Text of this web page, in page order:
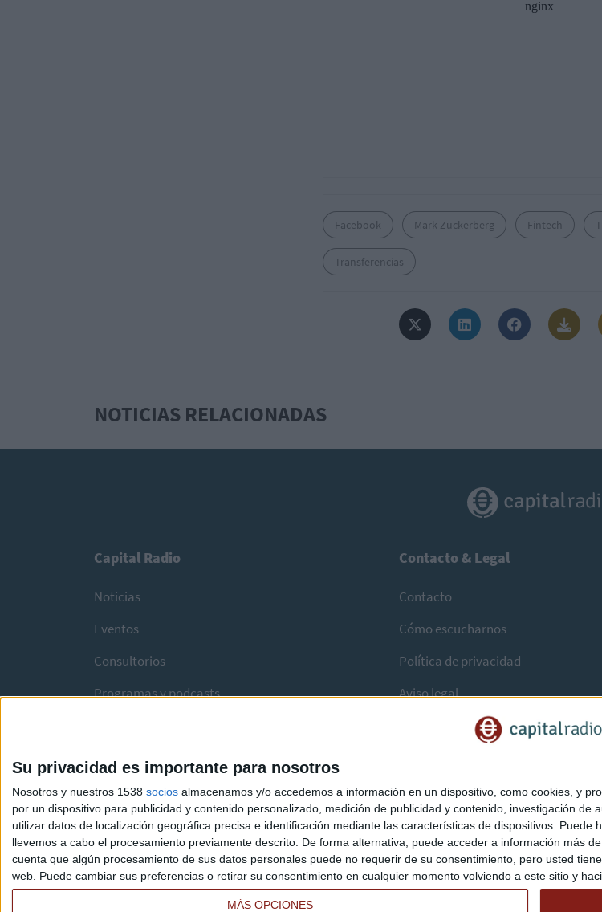
Su privacidad es importante para nosotros
Nosotros y nuestros 1538 socios almacenamos y/o accedemos a información en un dispositivo, como cookies, y
por un dispositivo para publicidad y contenido personalizado, medición de publicidad y contenido, investigación de
utilizar datos de localización geográfica precisa e identificación mediante las características de dispositivos.
llevemos a cabo el procesamiento previamente descrito. De forma alternativa, puede acceder a información más
cuenta que algún procesamiento de sus datos personales puede no requerir de su consentimiento, pero usted
web. Puede cambiar sus preferencias o retirar su consentimiento en cualquier momento volviendo a este sitio y
MÁS OPCIONES
Facebook Mark Zuckerberg Fintech
Transferencias
NOTICIAS RELACIONADAS
Capital Radio
Noticias
Eventos
Consultorios
Programas y podcasts
Contacto & Legal
Contacto
Cómo escucharnos
Política de privacidad
Aviso legal